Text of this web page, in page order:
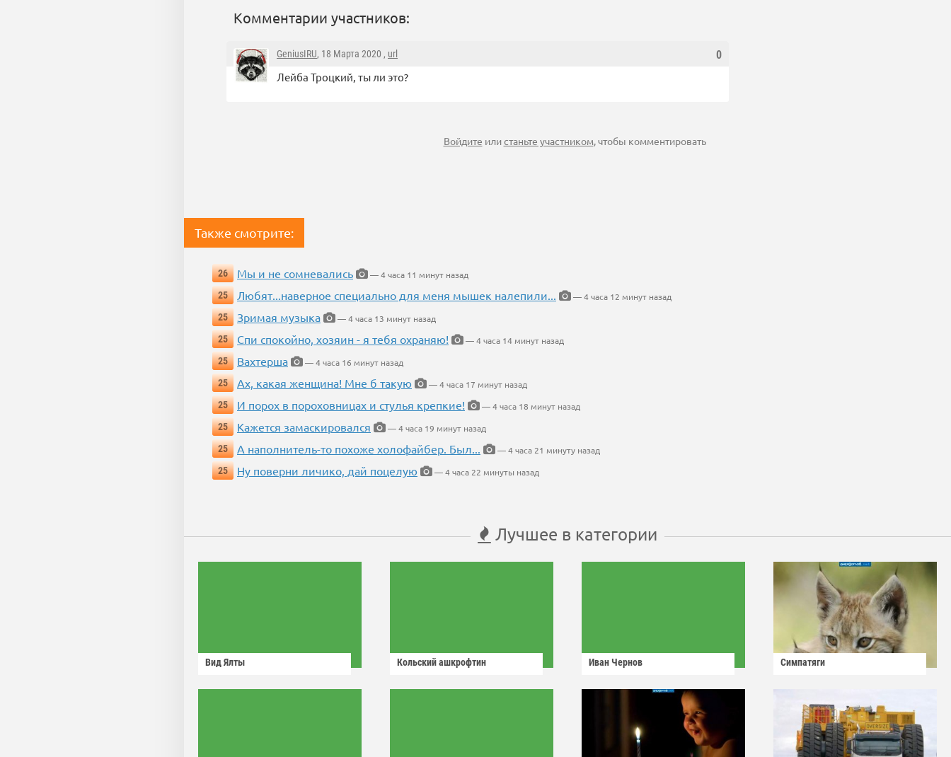
Комментарии участников:
0
GeniusIRU, 18 Марта 2020 , url
Лейба Троцкий, ты ли это?
Войдите илистаньте участником, чтобы комментировать
Также смотрите:
26 Мы и не сомневались
— 4 часа 11 минут назад
25
Любят...наверное специально для меня мышек налепили...
— 4 часа 12 минут назад
25
Зримая музыка
— 4 часа 13 минут назад
25
Спи спокойно, хозяин - я тебя охраняю!
— 4 часа 14 минут назад
25
Вахтерша
— 4 часа 16 минут назад
25
Ах, какая женщина! Мне б такую
— 4 часа 17 минут назад
25
И порох в пороховницах и стулья крепкие!
— 4 часа 18 минут назад
25
Кажется замаскировался
— 4 часа 19 минут назад
25
А наполнитель-то похоже холофайбер. Был...
— 4 часа 21 минуту назад
25
Ну поверни личико, дай поцелую — 4 часа 22 минуты назад
Лучшее в категории
Вид Ялты Кольский ашкрофтин Иван Чернов Симпатяги